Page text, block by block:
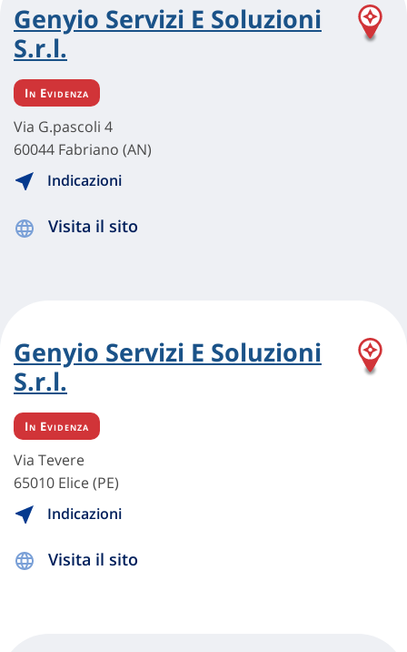
Genyio Servizi E Soluzioni
S.r.l.
In Evidenza
Via G.pascoli 4
60044 Fabriano (AN)
Indicazioni
Visita il sito
Genyio Servizi E Soluzioni
S.r.l.
In Evidenza
Via Tevere
65010 Elice (PE)
Indicazioni
Visita il sito